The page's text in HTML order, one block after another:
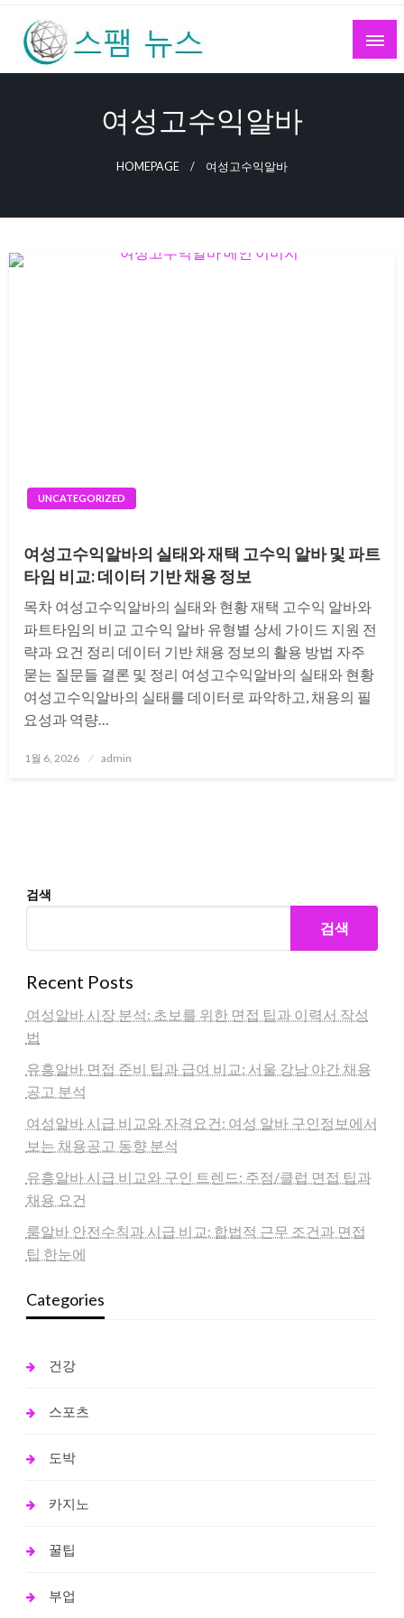
Skip
content
여성고수익알바
HOMEPAGE 여성고수익알바
UNCATEGORIZED
여성고수익알바의 실태와 재택 고수익 알바 및 파트
타임 비교: 데이터 기반 채용 정보
목차 여성고수익알바의 실태와 현황 재택 고수익 알바와
파트타임의 비교 고수익 알바 유형별 상세 가이드 지원 전
략과 요건 정리 데이터 기반 채용 정보의 활용 방법 자주
묻는 질문들 결론 및 정리 여성고수익알바의 실태와 현황
여성고수익알바의 실태를 데이터로 파악하고, 채용의 필
요성과 역량…
Posted
1월 6, 2026 admin
검색
검색
Recent Posts
여성알바 시장 분석: 초보를 위한 면접 팁과 이력서 작성
법
유흥알바 면접 준비 팁과 급여 비교: 서울 강남 야간 채용
공고 분석
여성알바 시급 비교와 자격요건: 여성 알바 구인정보에서
보는 채용공고 동향 분석
유흥알바 시급 비교와 구인 트렌드: 주점/클럽 면접 팁과
채용 요건
룸알바 안전수칙과 시급 비교: 합법적 근무 조건과 면접
팁 한눈에
Categories
건강
스포츠
도박
카지노
꿀팁
부업